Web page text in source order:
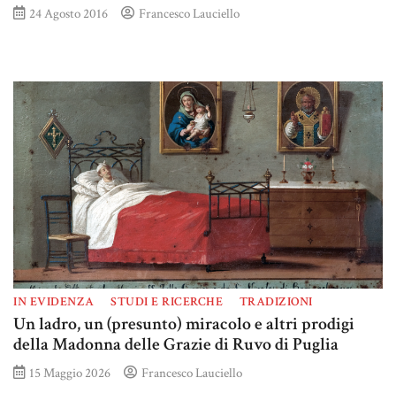
24 Agosto 2016 Francesco Lauciello
IN EVIDENZA STUDI E RICERCHE TRADIZIONI
Un ladro, un (presunto) miracolo e altri prodigi
della Madonna delle Grazie di Ruvo di Puglia
15 Maggio 2026 Francesco Lauciello